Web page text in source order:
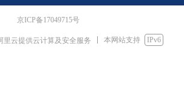
京ICP备17049715号
云提供云计算及安全服务 本网站支持 IPv6